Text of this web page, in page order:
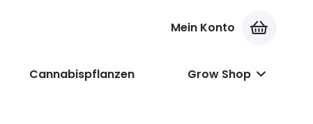
Mein Konto
Cannabispflanzen Grow Shop